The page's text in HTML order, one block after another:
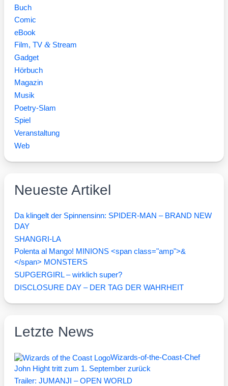
Buch
Comic
eBook
Film, TV&Stream
Gadget
Hörbuch
Magazin
Musik
Poetry-Slam
Spiel
Veranstaltung
Web
Neueste Artikel
Da klingelt der Spinnensinn: SPIDER-MAN – BRAND NEW
DAY
SHANGRI-LA
Polenta al Mango! MINIONS <span class="amp">&
</span> MONSTERS
SUPGERGIRL – wirklich super?
DISCLOSURE DAY – DER TAG DER WAHRHEIT
Letzte News
Wizards-of-the-Coast-Chef
John Hight tritt zum 1. September zurück
Trailer: JUMANJI – OPEN WORLD